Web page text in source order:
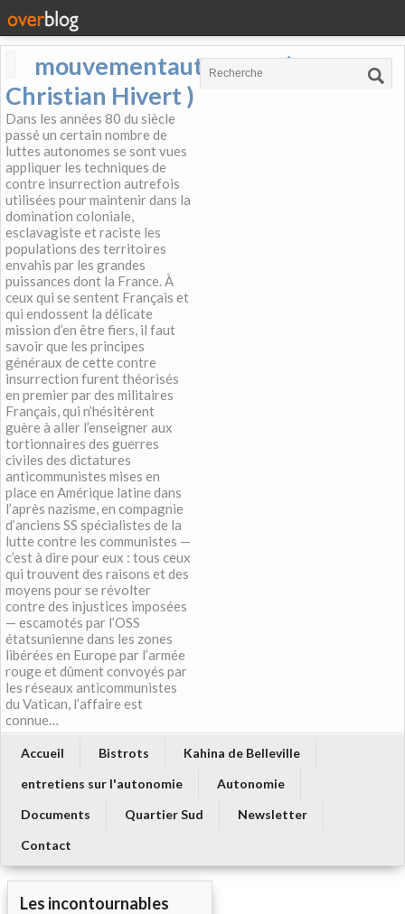
mouvementautonome (
Christian Hivert )
Dans les années 80 du siècle
passé un certain nombre de
luttes autonomes se sont vues
appliquer les techniques de
contre insurrection autrefois
utilisées pour maintenir dans la
domination coloniale,
esclavagiste et raciste les
populations des territoires
envahis par les grandes
puissances dont la France. À
ceux qui se sentent Français et
qui endossent la délicate
mission d’en être fiers, il faut
savoir que les principes
généraux de cette contre
insurrection furent théorisés
en premier par des militaires
Français, qui n’hésitèrent
guère à aller l’enseigner aux
tortionnaires des guerres
civiles des dictatures
anticommunistes mises en
place en Amérique latine dans
l’après nazisme, en compagnie
d’anciens SS spécialistes de la
lutte contre les communistes —
c’est à dire pour eux : tous ceux
qui trouvent des raisons et des
moyens pour se révolter
contre des injustices imposées
— escamotés par l’OSS
étatsunienne dans les zones
libérées en Europe par l’armée
rouge et dûment convoyés par
les réseaux anticommunistes
du Vatican, l’affaire est
connue…
Accueil Bistrots
Kahina de Belleville
entretiens sur l'autonomie
Autonomie
Documents
Quartier Sud
Newsletter
Contact
Les incontournables